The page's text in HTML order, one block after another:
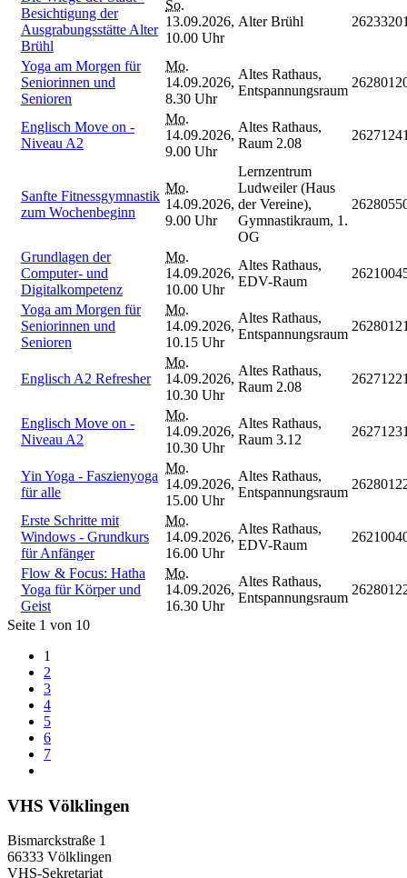
Besichtigung der
Ausgrabungsstätte Alter
Brühl
So.
13.09.2026,
10.00 Uhr
Alter Brühl
Yoga am Morgen für
Seniorinnen und
Senioren
Mo.
14.09.2026,
8.30 Uhr
Altes Rathaus,
Entspannungsraum
Englisch Move on -
Niveau A2
Mo.
14.09.2026,
9.00 Uhr
Altes Rathaus,
Raum 2.08
Sanfte Fitnessgymnastik
zum Wochenbeginn
Mo.
14.09.2026,
9.00 Uhr
Lernzentrum
Ludweiler (Haus
der Vereine),
Gymnastikraum, 1.
OG
Grundlagen der
Computer- und
Digitalkompetenz
Mo.
14.09.2026,
10.00 Uhr
Altes Rathaus,
EDV-Raum
Yoga am Morgen für
Seniorinnen und
Senioren
Mo.
14.09.2026,
10.15 Uhr
Altes Rathaus,
Entspannungsraum
Englisch A2 Refresher
Mo.
14.09.2026,
10.30 Uhr
Altes Rathaus,
Raum 2.08
Englisch Move on -
Niveau A2
Mo.
14.09.2026,
10.30 Uhr
Altes Rathaus,
Raum 3.12
Yin Yoga - Faszienyoga
für alle
Mo.
14.09.2026,
15.00 Uhr
Altes Rathaus,
Entspannungsraum
Erste Schritte mit
Windows - Grundkurs
für Anfänger
Mo.
14.09.2026,
16.00 Uhr
Altes Rathaus,
EDV-Raum
Flow & Focus: Hatha
Yoga für Körper und
Geist
Mo.
14.09.2026,
16.30 Uhr
Altes Rathaus,
Entspannungsraum
Seite 1 von 10
1
2
3
4
5
6
7
VHS Völklingen
Bismarckstraße 1
66333 Völklingen
VHS-Sekretariat